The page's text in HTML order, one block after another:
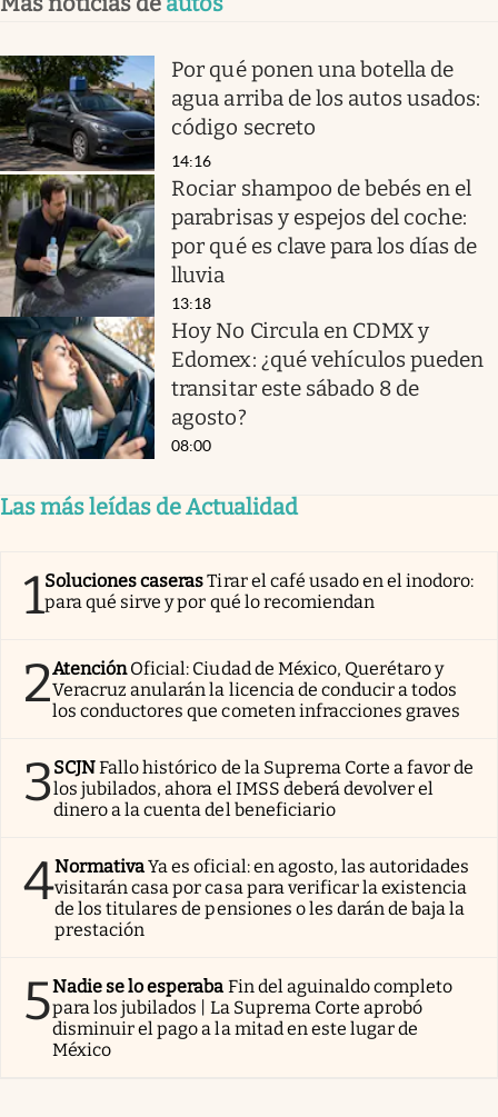
Por qué ponen una botella de
agua arriba de los autos usados:
código secreto
14:16
Rociar shampoo de bebés en el
parabrisas y espejos del coche:
por qué es clave para los días de
lluvia
13:18
Hoy No Circula en CDMX y
Edomex: ¿qué vehículos pueden
transitar este sábado 8 de
agosto?
08:00
Las más leídas de Actualidad
1Soluciones caserasTirar el café usado en el inodoro:
para qué sirve y por qué lo recomiendan
2AtenciónOficial: Ciudad de México, Querétaro y
Veracruz anularán la licencia de conducir a todos
los conductores que cometen infracciones graves
3SCJNFallo histórico de la Suprema Corte a favor de
los jubilados, ahora el IMSS deberá devolver el
dinero a la cuenta del beneficiario
4NormativaYa es oficial: en agosto, las autoridades
visitarán casa por casa para verificar la existencia
de los titulares de pensiones o les darán de baja la
prestación
5Nadie se lo esperaba Fin del aguinaldo completo
para los jubilados | La Suprema Corte aprobó
disminuir el pago a la mitad en este lugar de
México